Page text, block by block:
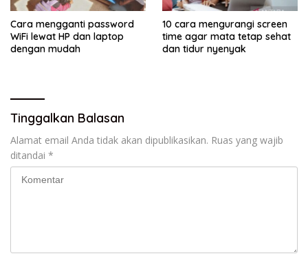
Cara mengganti password
WiFi lewat HP dan laptop
dengan mudah
10 cara mengurangi screen
time agar mata tetap sehat
dan tidur nyenyak
Tinggalkan Balasan
Alamat email Anda tidak akan dipublikasikan. Ruas yang wajib
ditandai *